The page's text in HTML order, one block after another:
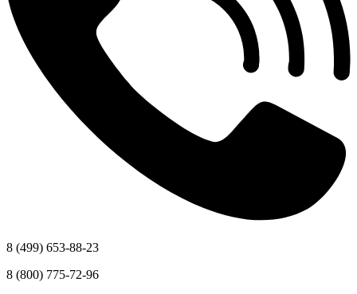
8 (499) 653-88-23
8 (800) 775-72-96